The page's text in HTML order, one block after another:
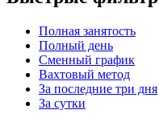
Полная занятость
Полный день
Сменный график
Вахтовый метод
За последние три дня
За сутки